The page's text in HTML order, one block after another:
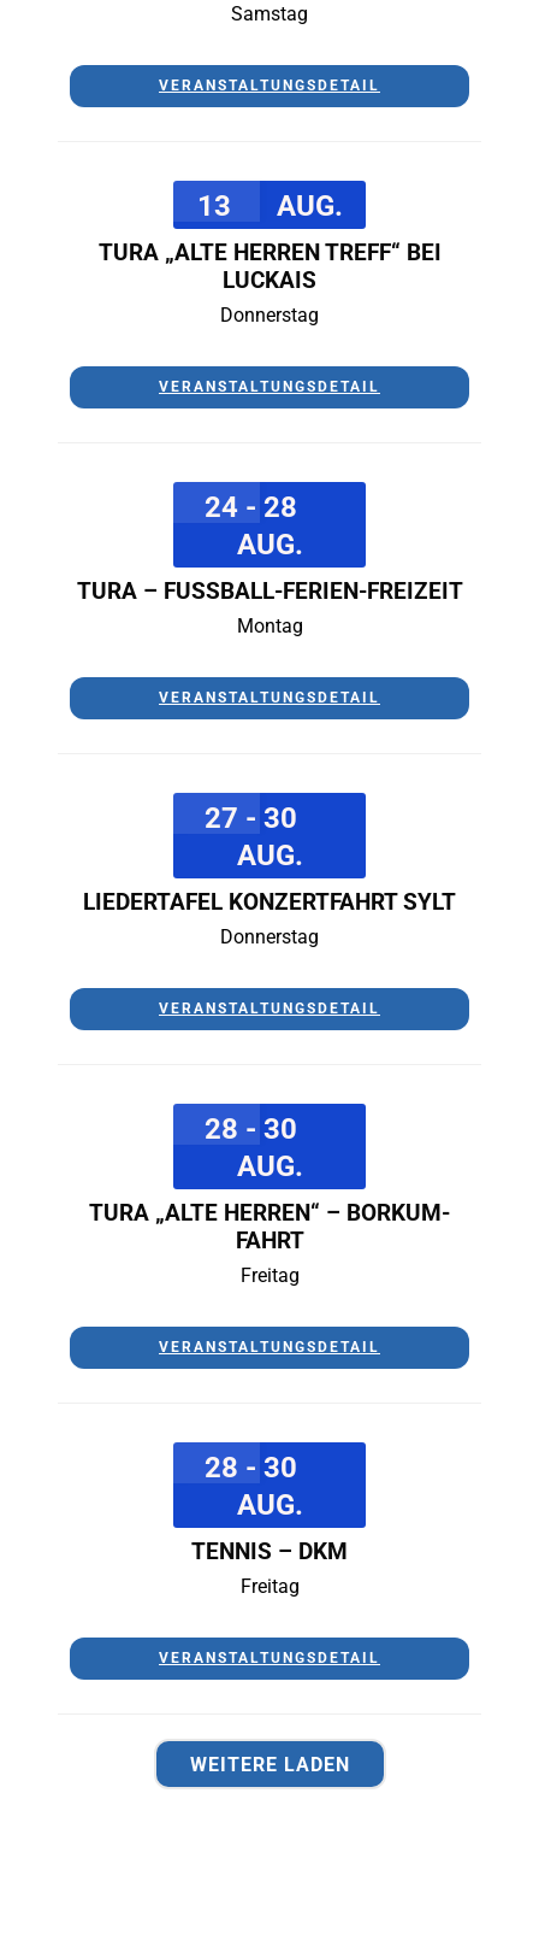
Samstag
VERANSTALTUNGSDETAIL
13 AUG.
TURA „ALTE HERREN TREFF“ BEI
LUCKAIS
Donnerstag
VERANSTALTUNGSDETAIL
24 - 28
AUG.
TURA – FUSSBALL-FERIEN-FREIZEIT
Montag
VERANSTALTUNGSDETAIL
27 - 30
AUG.
LIEDERTAFEL KONZERTFAHRT SYLT
Donnerstag
VERANSTALTUNGSDETAIL
28 - 30
AUG.
TURA „ALTE HERREN“ – BORKUM-
FAHRT
Freitag
VERANSTALTUNGSDETAIL
28 - 30
AUG.
TENNIS – DKM
Freitag
VERANSTALTUNGSDETAIL
WEITERE LADEN